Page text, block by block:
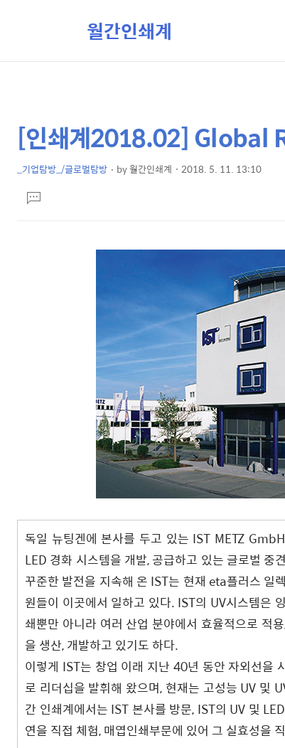
월간인쇄계
상
세
컨
텐
본
문
제
[인쇄계2018.02] Global
_기업탐방_/글로벌탐방 by월간인쇄계 2018. 5. 11. 13:10
문댓
글
독일 뉴팅겐에 본사를 두고 있는 IST METZ
LED 경화 시스템을 개발, 공급하고 있는 글로벌
꾸준한 발전을 지속해 온 IST는 현재 eta플러스 일
원들이 이곳에서 일하고 있다. IST의 UV시스템은
쇄뿐만 아니라 여러 산업 분야에서 효율적으로 적
을 생산, 개발하고 있기도 하다.
이렇게 IST는 창업 이래 지난 40년 동안 자외선을
로 리더십을 발휘해 왔으며, 현재는 고성능 UV 및
간 인쇄계에서는 IST 본사를 방문, IST의 UV 및
연을 직접 체험, 매엽인쇄부문에 있어 그 실효성을